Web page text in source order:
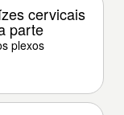
cervicais
parte
plexos